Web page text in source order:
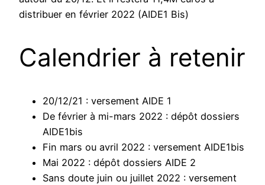
distribuer en février 2022 (AIDE1 Bis)
Calendrier à retenir
20/12/21 : versement AIDE 1
De février à mi-mars 2022 : dépôt dossiers
AIDE1bis
Fin mars ou avril 2022 : versement AIDE1bis
Mai 2022 : dépôt dossiers AIDE 2
Sans doute juin ou juillet 2022 : versement